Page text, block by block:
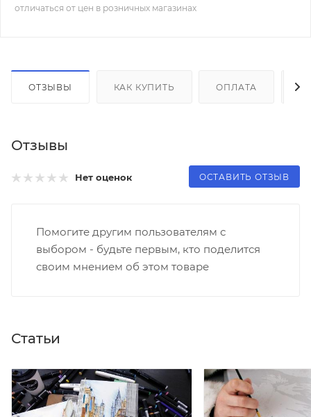
отличаться от цен в розничных магазинах
ОТЗЫВЫ КАК КУПИТЬ ОПЛАТА
Отзывы
Нет оценок ОСТАВИТЬ ОТЗЫВ
Помогите другим пользователям с
выбором - будьте первым, кто поделится
своим мнением об этом товаре
Статьи